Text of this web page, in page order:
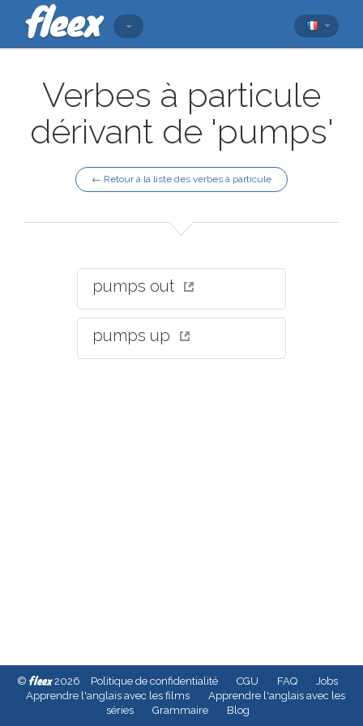
Verbes à particule
dérivant de 'pumps'
← Retour à la liste des verbes à particule
pumps out
pumps up
© fleex2026 Politique de confidentialité CGU FAQ
Jobs
Apprendre l'anglais avec les films
Apprendre l'anglais avec les
séries
Grammaire Blog